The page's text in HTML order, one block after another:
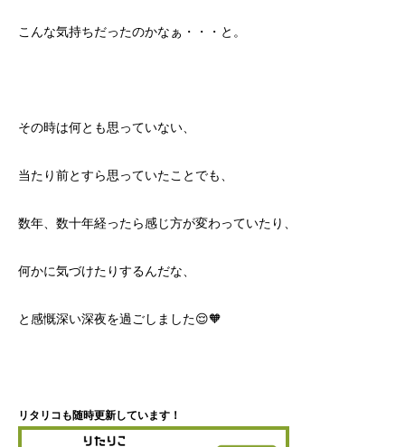
こんな気持ちだったのかなぁ・・・と。
その時は何とも思っていない、
当たり前とすら思っていたことでも、
数年、数十年経ったら感じ方が変わっていたり、
何かに気づけたりするんだな、
と感慨深い深夜を過ごしました😌🧡
リタリコも随時更新しています！